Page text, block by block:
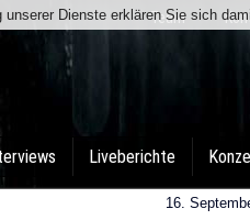
Team
Liveberichte
16.
Dienste erklären Sie sich